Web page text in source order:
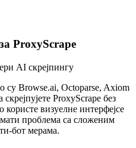
ProxyScrape
AI скрејпингу
су Browse.ai, Octoparse, Axiom
ProxyScrape без
визуелне интерфејсе
проблема са сложеним
бот мерама.